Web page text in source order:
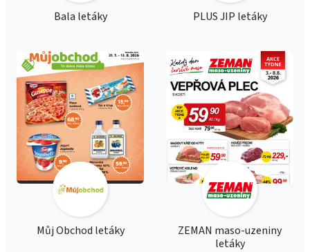
Bala letáky PLUS JIP letáky
Můj Obchod letáky
ZEMAN maso-uzeniny
letáky